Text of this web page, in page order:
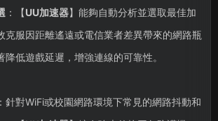
：【UU加速器】能夠自動分析並選取最佳加
克服因距離遙遠或電信業者差異帶來的網路瓶
降低遊戲延遲，增強連線的可靠性。
針對WiFi或校園網路環境下常見的網路抖動和